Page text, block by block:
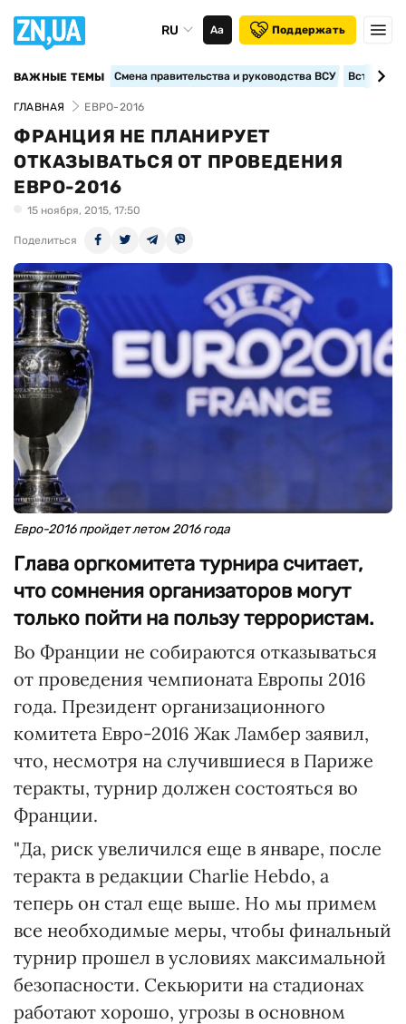
RU Аа Поддержать
ВАЖНЫЕ ТЕМЫ Смена правительства и руководства ВСУ
ГЛАВНАЯ ЕВРО-2016
ФРАНЦИЯ НЕ ПЛАНИРУЕТ
ОТКАЗЫВАТЬСЯ ОТ ПРОВЕДЕНИЯ
ЕВРО-2016
15 ноября, 2015, 17:50
Поделиться
Евро-2016 пройдет летом 2016 года
Глава оргкомитета турнира считает,
что сомнения организаторов могут
только пойти на пользу террористам.
Во Франции не собираются отказываться
от проведения чемпионата Европы 2016
года. Президент организационного
комитета Евро-2016 Жак Ламбер заявил,
что, несмотря на случившиеся в Париже
теракты, турнир должен состояться во
Франции.
"Да, риск увеличился еще в январе, после
теракта в редакции Charlie Hebdo, а
теперь он стал еще выше. Но мы примем
все необходимые меры, чтобы финальный
турнир прошел в условиях максимальной
безопасности. Секьюрити на стадионах
работают хорошо, угрозы в основном